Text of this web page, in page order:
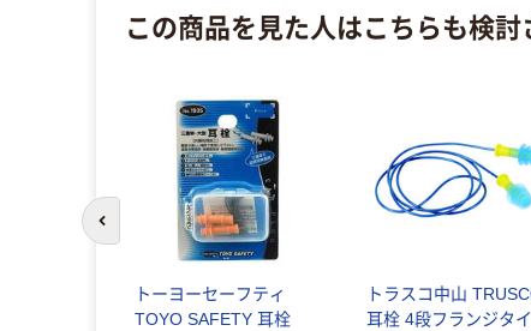
この商品を見た人はこちらも検
トーヨーセーフティ
TOYO SAFETY 耳栓
トラスコ中山
耳栓 4段フランジタ
前のスライドへ